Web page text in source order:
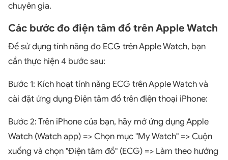
chuyên gia.
Các bước đo điện tâm đồ trên Apple Watch
Để sử dụng tính năng đo ECG trên Apple Watch, bạn
cần thực hiện 4 bước sau:
Bước 1: Kích hoạt tính năng ECG trên Apple Watch và
cài đặt ứng dụng Điện tâm đồ trên điện thoại iPhone:
Bước 2: Trên iPhone của bạn, hãy mở ứng dụng Apple
Watch (Watch app) => Chọn mục "My Watch" => Cuộn
xuống và chọn "Điện tâm đồ" (ECG) => Làm theo hướng